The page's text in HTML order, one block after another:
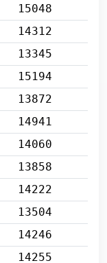
15048
14312
13345
15194
13872
14941
14060
13858
14222
13504
14246
14255